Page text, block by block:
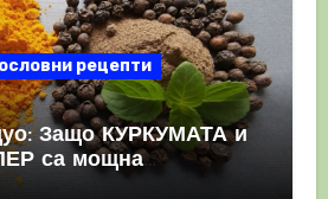
рецепти
Защо КУРКУМАТА и
са мощна